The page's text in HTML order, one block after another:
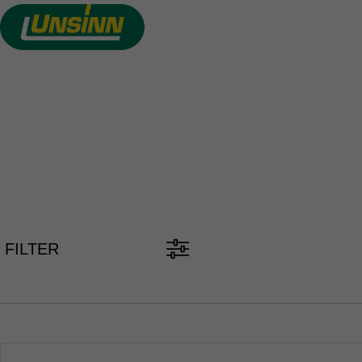
Direkt
zum
Inhalt
FILTER